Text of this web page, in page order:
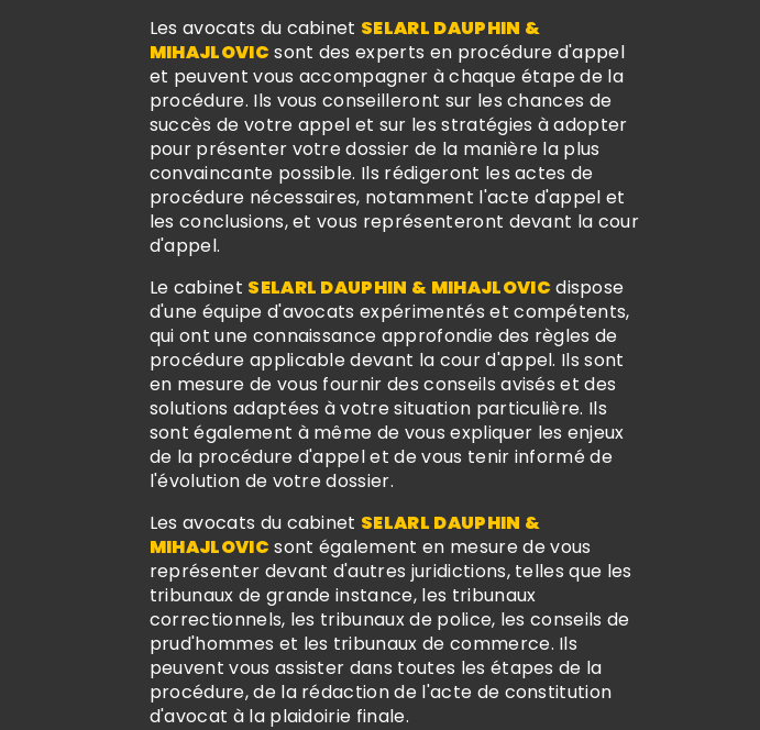
Les avocats du cabinet SELARL DAUPHIN &
MIHAJLOVIC sont des experts en procédure d'appel
et peuvent vous accompagner à chaque étape de la
procédure. Ils vous conseilleront sur les chances de
succès de votre appel et sur les stratégies à adopter
pour présenter votre dossier de la manière la plus
convaincante possible. Ils rédigeront les actes de
procédure nécessaires, notamment l'acte d'appel et
les conclusions, et vous représenteront devant la cour
d'appel.
Le cabinet SELARL DAUPHIN & MIHAJLOVIC dispose
d'une équipe d'avocats expérimentés et compétents,
qui ont une connaissance approfondie des règles de
procédure applicable devant la cour d'appel. Ils sont
en mesure de vous fournir des conseils avisés et des
solutions adaptées à votre situation particulière. Ils
sont également à même de vous expliquer les enjeux
de la procédure d'appel et de vous tenir informé de
l'évolution de votre dossier.
Les avocats du cabinet SELARL DAUPHIN &
MIHAJLOVIC sont également en mesure de vous
représenter devant d'autres juridictions, telles que les
tribunaux de grande instance, les tribunaux
correctionnels, les tribunaux de police, les conseils de
prud'hommes et les tribunaux de commerce. Ils
peuvent vous assister dans toutes les étapes de la
procédure, de la rédaction de l'acte de constitution
d'avocat à la plaidoirie finale.